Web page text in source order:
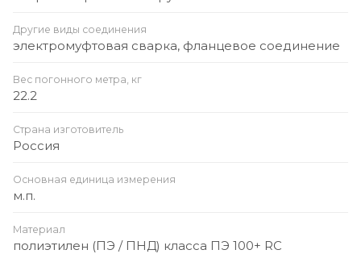
Другие виды соединения
электромуфтовая сварка, фланцевое соединение
Вес погонного метра, кг
22.2
Страна изготовитель
Россия
Основная единица измерения
м.п.
Материал
полиэтилен (ПЭ / ПНД) класса ПЭ 100+ RC